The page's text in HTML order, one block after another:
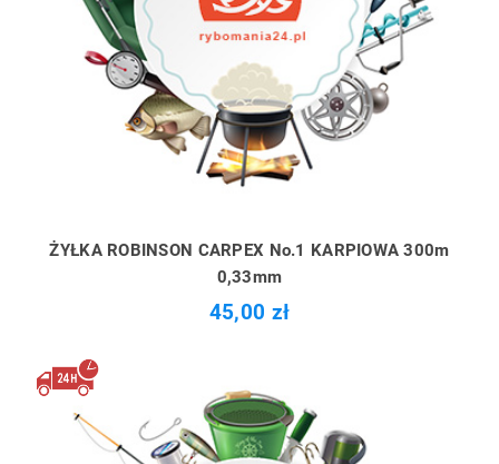
ŻYŁKA ROBINSON CARPEX No.1 KARPIOWA 300m
0,33mm
45,00 zł